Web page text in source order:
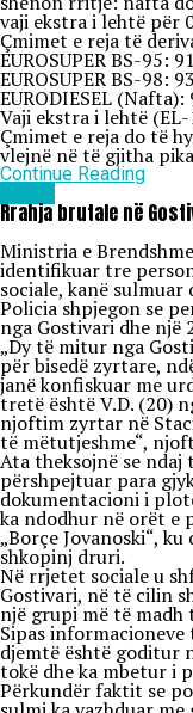
vaji ekstra i lehtë për
Çmimet e reja të
EUROSUPER BS-95:
EUROSUPER BS-98:
EURODIESEL
Vaji ekstra i lehtë
Çmimet e reja do të
vlejnë në të gjitha
Continue Reading
Rrahja brutale në
Ministria e
identifikuar tre
sociale, kanë
Policia shpjegon se
nga Gostivari dhe një
„Dy të mitur nga
për bisedë zyrtare,
janë konfiskuar me
tretë është V.D. (20)
njoftim zyrtar në
të mëtutjeshme“,
Ata theksojnë se
përshpejtuar para
dokumentacioni i
ka ndodhur në orët e
„Borçe Jovanoski“,
shkopinj druri.
Në rrjetet sociale u
Gostivari, në të cilin
një grupi më të madh
Sipas
djemtë është goditur
tokë dhe ka mbetur i
Përkundër faktit se